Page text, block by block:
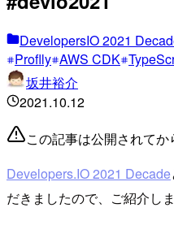
DevelopersIO 2021
Proflly AWS CDK
坂井裕介
2021.10.12
この記事は公開されて
Developers.IO 2021 Decade
だきましたので、ご紹介しま